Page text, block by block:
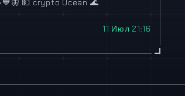
💙🦋 💵 crypto Ocean 🌊
11 Июл 21:16